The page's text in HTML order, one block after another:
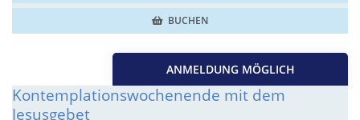
BUCHEN
ANMELDUNG MÖGLICH
Kontemplationswochenende mit dem
Jesusgebet